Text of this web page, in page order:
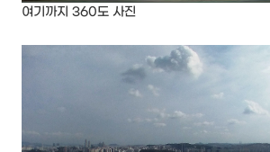
여기까지 360도 사진